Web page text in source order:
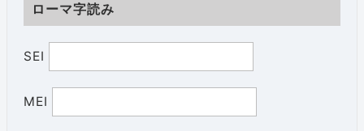
ローマ字読み
SEI
MEI